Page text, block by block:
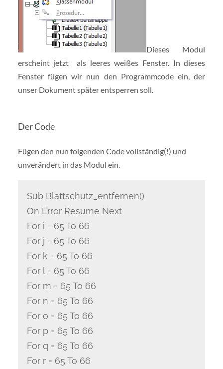
Dieses Modul
erscheint jetzt als leeres weißes Fenster. In dieses
Fenster fügen wir nun den Programmcode ein, der
unser Dokument später entsperren soll.
Der Code
Fügen den nun folgenden Code vollständig(!) und
unverändert in das Modul ein.
Sub Blattschutz_entfernen()
On Error Resume Next
For i = 65 To 66
For j = 65 To 66
For k = 65 To 66
For l = 65 To 66
For m = 65 To 66
For n = 65 To 66
For o = 65 To 66
For p = 65 To 66
For q = 65 To 66
For r = 65 To 66